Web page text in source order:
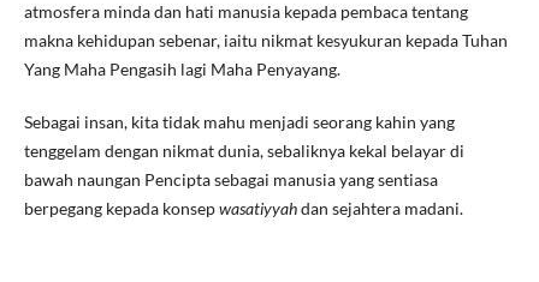
atmosfera minda dan hati manusia kepada pembaca tentang
makna kehidupan sebenar, iaitu nikmat kesyukuran kepada Tuhan
Yang Maha Pengasih lagi Maha Penyayang.
Sebagai insan, kita tidak mahu menjadi seorang kahin yang
tenggelam dengan nikmat dunia, sebaliknya kekal belayar di
bawah naungan Pencipta sebagai manusia yang sentiasa
berpegang kepada konsepwasatiyyahdan sejahtera madani.